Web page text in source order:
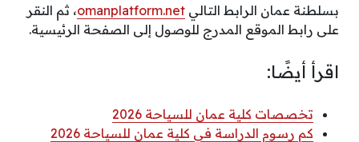
بسلطنة عمان الرابط التالي omanplatform.net، ثم النقر
على رابط الموقع المدرج للوصول إلى الصفحة الرئيسية.
اقرأ أيضًا:
تخصصات كلية عمان للسياحة 2026
كم رسوم الدراسة في كلية عمان للسياحة 2026